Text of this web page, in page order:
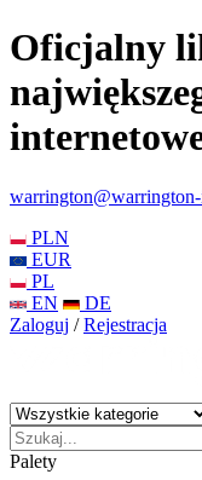
Oficjalny
PLN
EUR
PL
EN
DE
Zaloguj / Rejestracja
Palety